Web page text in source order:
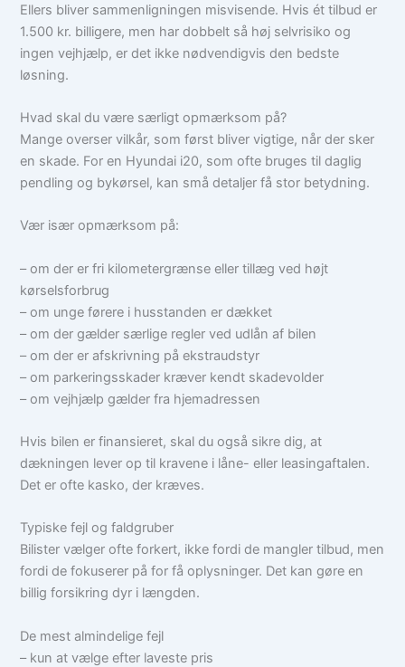
Ellers bliver sammenligningen misvisende. Hvis ét tilbud er
1.500 kr. billigere, men har dobbelt så høj selvrisiko og
ingen vejhjælp, er det ikke nødvendigvis den bedste
løsning.
Hvad skal du være særligt opmærksom på?
Mange overser vilkår, som først bliver vigtige, når der sker
en skade. For en Hyundai i20, som ofte bruges til daglig
pendling og bykørsel, kan små detaljer få stor betydning.
Vær især opmærksom på:
– om der er fri kilometergrænse eller tillæg ved højt
kørselsforbrug
– om unge førere i husstanden er dækket
– om der gælder særlige regler ved udlån af bilen
– om der er afskrivning på ekstraudstyr
– om parkeringsskader kræver kendt skadevolder
– om vejhjælp gælder fra hjemadressen
Hvis bilen er finansieret, skal du også sikre dig, at
dækningen lever op til kravene i låne- eller leasingaftalen.
Det er ofte kasko, der kræves.
Typiske fejl og faldgruber
Bilister vælger ofte forkert, ikke fordi de mangler tilbud, men
fordi de fokuserer på for få oplysninger. Det kan gøre en
billig forsikring dyr i længden.
De mest almindelige fejl
– kun at vælge efter laveste pris